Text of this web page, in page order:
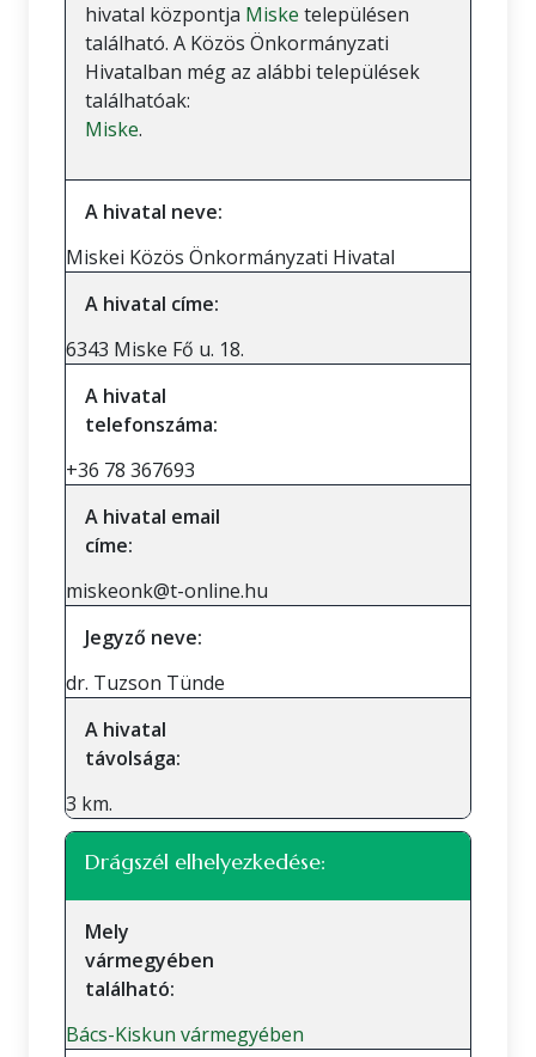
hivatal központja Miske településen
található. A Közös Önkormányzati
Hivatalban még az alábbi települések
találhatóak:
Miske.
A hivatal neve:
Miskei Közös Önkormányzati Hivatal
A hivatal címe:
6343 Miske Fő u. 18.
A hivatal
telefonszáma:
+36 78 367693
A hivatal email
címe:
miskeonk@t-online.hu
Jegyző neve:
dr. Tuzson Tünde
A hivatal
távolsága:
3 km.
Drágszél elhelyezkedése:
Mely
vármegyében
található:
Bács-Kiskun vármegyében